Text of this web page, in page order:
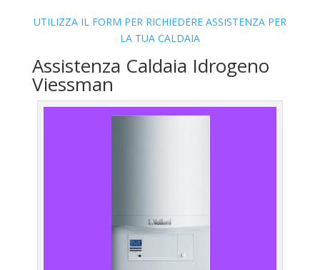
UTILIZZA IL FORM PER RICHIEDERE ASSISTENZA PER
LA TUA CALDAIA
Assistenza Caldaia Idrogeno
Viessman